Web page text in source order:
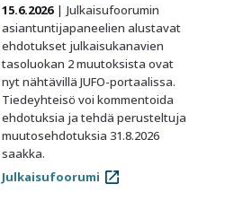
15.6.2026
Julkaisufoorumin
asiantuntijapaneelien alustavat
ehdotukset julkaisukanavien
tasoluokan 2 muutoksista ovat
nyt nähtävillä JUFO-portaalissa.
Tiedeyhteisö voi kommentoida
ehdotuksia ja tehdä perusteltuja
muutosehdotuksia 31.8.2026
saakka.
Julkaisufoorumi